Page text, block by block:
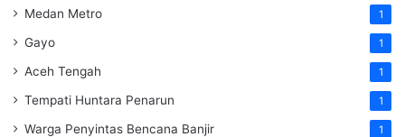
Medan Metro 1
Gayo 1
Aceh Tengah 1
Tempati Huntara Penarun 1
Warga Penyintas Bencana Banjir 1